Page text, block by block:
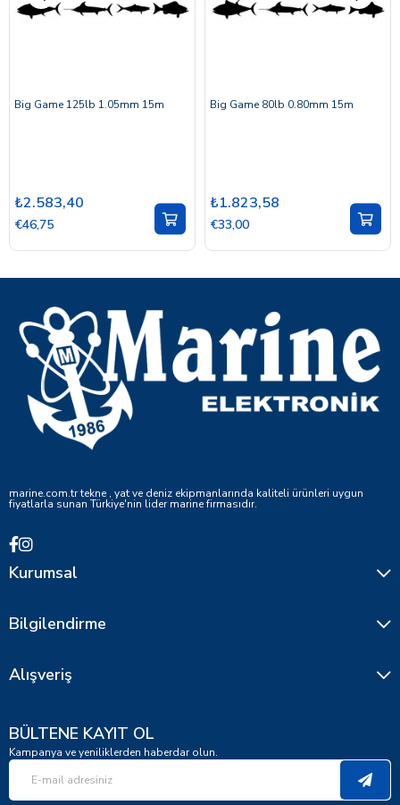
Big Game 125lb 1.05mm 15m
₺2.583,40
€46,75
Big Game 80lb 0.80mm 15m
₺1.823,58
€33,00
marine.com.tr tekne , yat ve deniz ekipmanlarında kaliteli ürünleri uygun
fiyatlarla sunan Türkiye'nin lider marine firmasıdır.
Kurumsal
Bilgilendirme
Alışveriş
BÜLTENE KAYIT OL
Kampanya ve yeniliklerden haberdar olun.